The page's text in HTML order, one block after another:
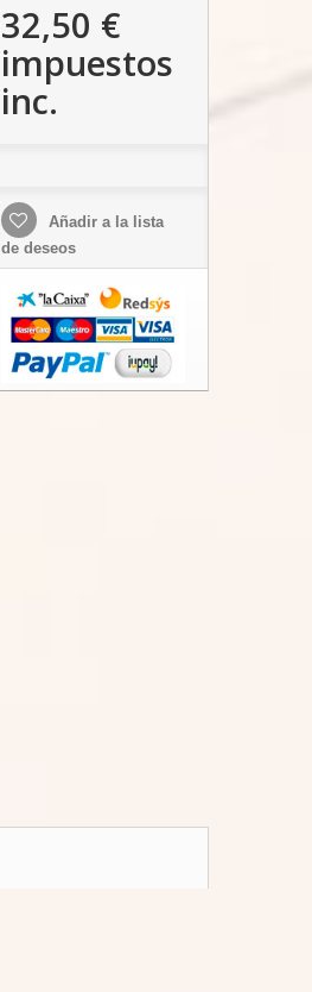
32,50 €
impuestos
inc.
Añadir a la lista
de deseos